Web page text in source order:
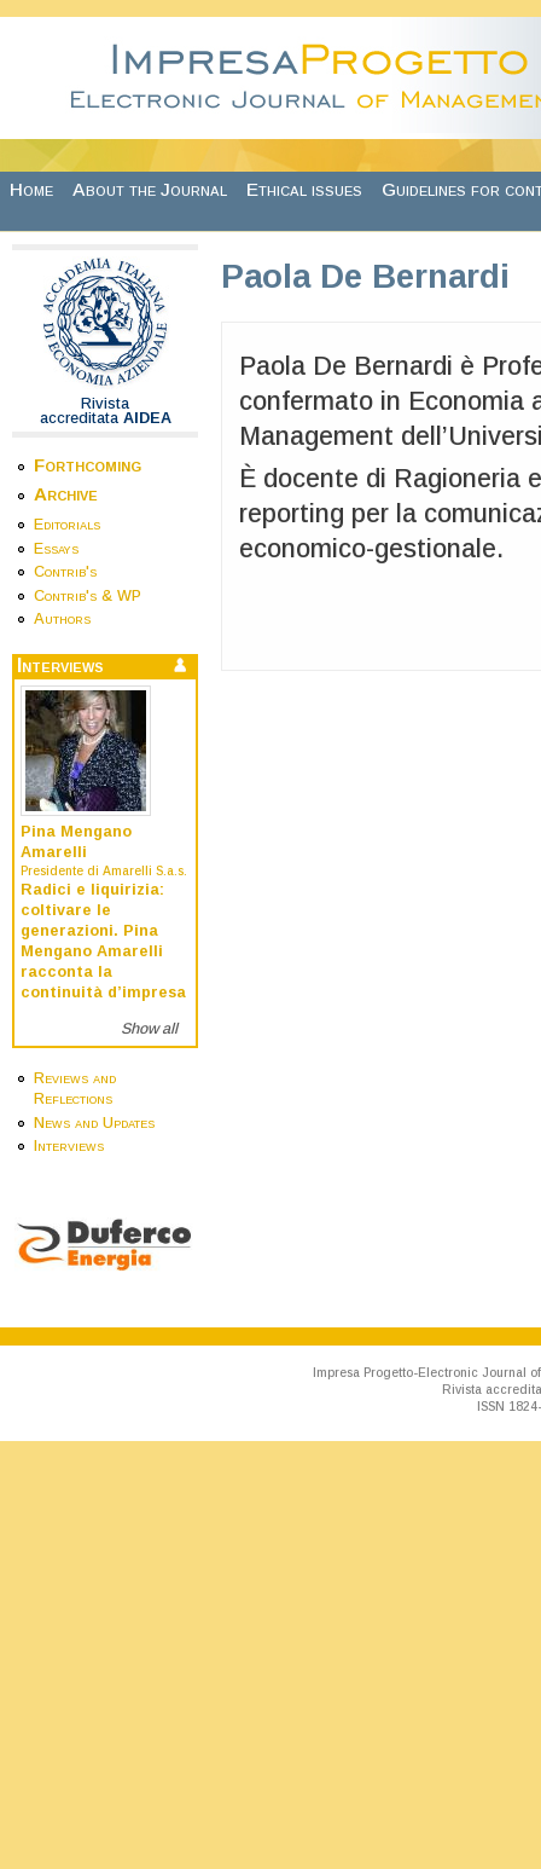
Home About the Journal Ethical issues Guidelines for
Rivista
accreditata AIDEA
Forthcoming
Archive
Editorials
Essays
Contrib's
Contrib's & WP
Authors
Interviews
Pina Mengano
Amarelli
Presidente di Amarelli S.a.s.
Radici e liquirizia:
coltivare le
generazioni. Pina
Mengano Amarelli
racconta la
continuità d’impresa
Show all
Reviews and
Reflections
News and Updates
Interviews
Paola De Bernardi
Paola De Bernardi è
confermato in Economia
Management
È docente di Ragioneria
reporting per la
economico-gestionale.
Impresa Progetto-Electronic Journal
Rivista
ISSN